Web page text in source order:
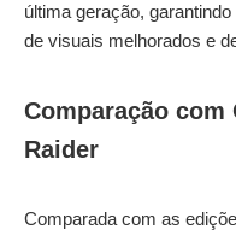
última geração,
de visuais melhorados e
Comparação com
Raider
Comparada com as